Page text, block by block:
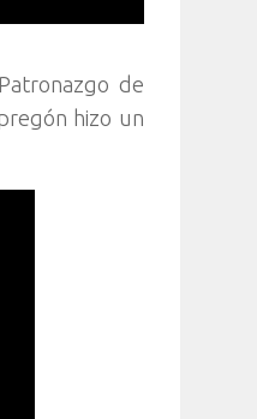
de
hizo un